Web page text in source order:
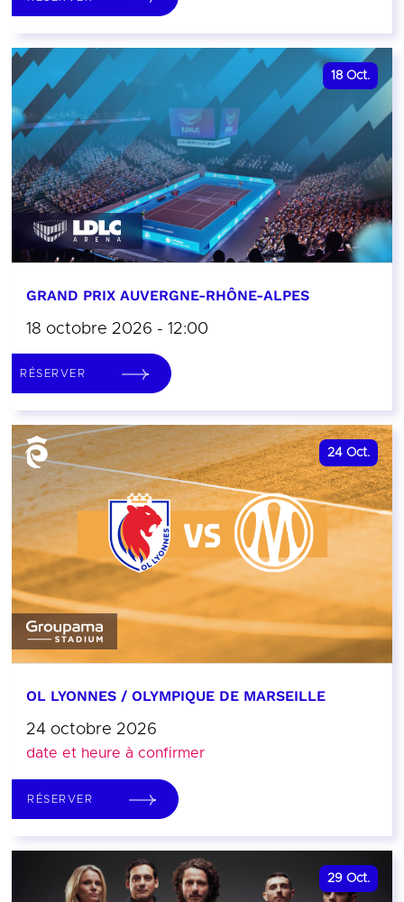
18 Oct.
GRAND PRIX AUVERGNE-RHÔNE-ALPES
18 octobre 2026 - 12:00
RÉSERVER
24 Oct.
OL LYONNES / OLYMPIQUE DE MARSEILLE
24 octobre 2026
date et heure à confirmer
RÉSERVER
29 Oct.